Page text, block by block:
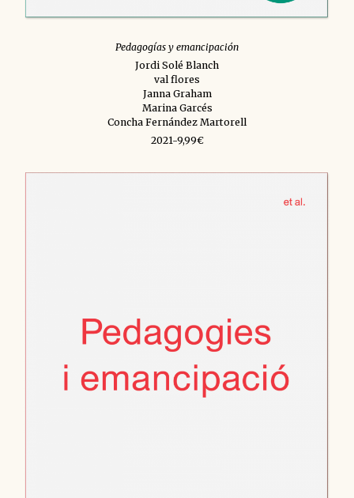
Pedagogías y emancipación
Jordi Solé Blanch
val flores
Janna Graham
Marina Garcés
Concha Fernández Martorell
2021-9,99€